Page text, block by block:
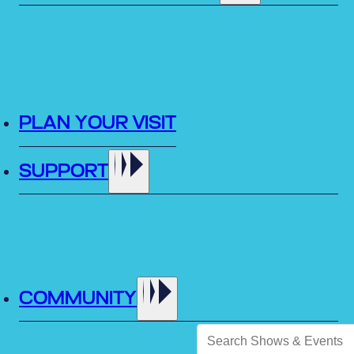
PLAN YOUR VISIT
SUPPORT
COMMUNITY